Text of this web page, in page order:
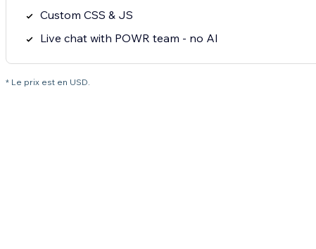
Custom CSS & JS
Live chat with POWR team - no AI
* Le prix est en USD.